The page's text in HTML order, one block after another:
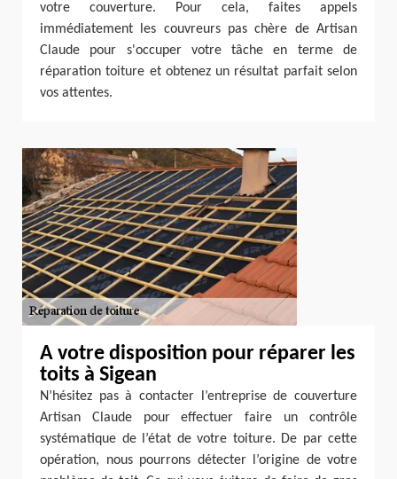
votre couverture. Pour cela, faites appels
immédiatement les couvreurs pas chère de Artisan
Claude pour s'occuper votre tâche en terme de
réparation toiture et obtenez un résultat parfait selon
vos attentes.
A votre disposition pour réparer les
toits à Sigean
N’hésitez pas à contacter l’entreprise de couverture
Artisan Claude pour effectuer faire un contrôle
systématique de l’état de votre toiture. De par cette
opération, nous pourrons détecter l’origine de votre